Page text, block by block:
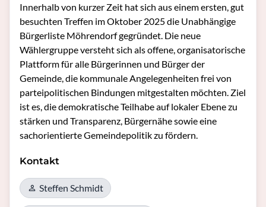
Innerhalb von kurzer Zeit hat sich aus einem ersten, gut
besuchten Treffen im Oktober 2025 die Unabhängige
Bürgerliste Möhrendorf gegründet. Die neue
Wählergruppe versteht sich als offene, organisatorische
Plattform für alle Bürgerinnen und Bürger der
Gemeinde, die kommunale Angelegenheiten frei von
parteipolitischen Bindungen mitgestalten möchten. Ziel
ist es, die demokratische Teilhabe auf lokaler Ebene zu
stärken und Transparenz, Bürgernähe sowie eine
sachorientierte Gemeindepolitik zu fördern.
Kontakt
Steffen Schmidt